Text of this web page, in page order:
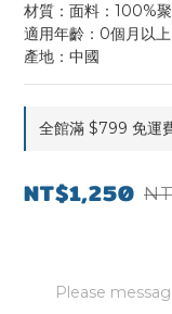
材質：面料：100%
適用年齡：0個月以上
產地：中國
全館滿 $799 免運
NT$1,250
Please